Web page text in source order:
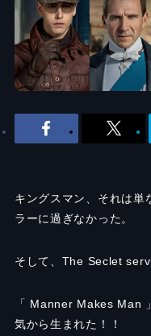
キングスマン、それは単
ラーに過ぎなかった。
そして、The Seclet
「 Manner Makes Man
気から生まれた！！